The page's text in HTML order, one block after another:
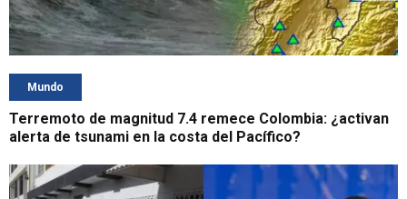
Mundo
Terremoto de magnitud 7.4 remece Colombia: ¿activan
alerta de tsunami en la costa del Pacífico?